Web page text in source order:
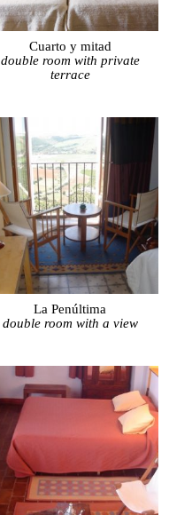
Cuarto y mitad
double room with private
terrace
La Penúltima
double room with a view